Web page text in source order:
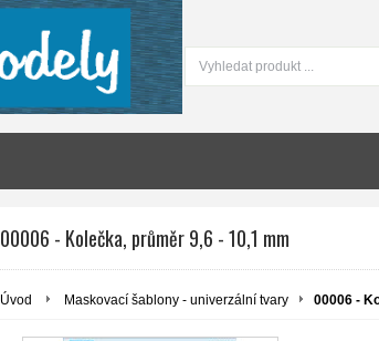
00006 - Kolečka, průměr 9,6 - 10,1 mm
Úvod Maskovací šablony - univerzální tvary 00006 -